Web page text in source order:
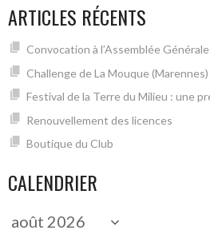
ARTICLES RÉCENTS
Convocation à l’Assemblée Générale
Challenge de La Mouque
Festival de la Terre du Milieu : une
Renouvellement des licences
Boutique du Club
CALENDRIER